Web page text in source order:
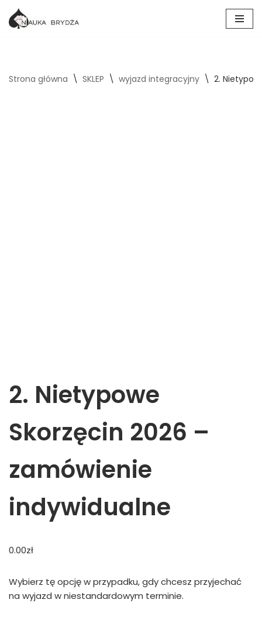
Przejdź
Strona główna \ SKLEP \ wyjazd integracyjny \ 2.
2. Nietypowe
Skorzęcin 2026 –
zamówienie
indywidualne
0.00zł
Wybierz tę opcję w przypadku, gdy chcesz przyjechać
na wyjazd w niestandardowym terminie.